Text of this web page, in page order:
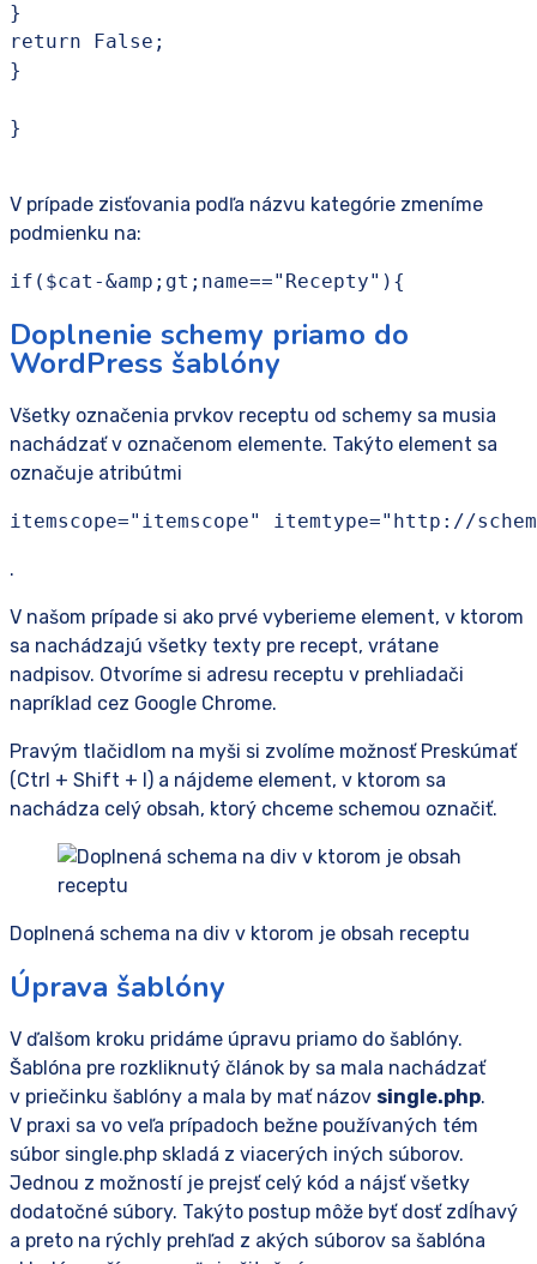
}
return False;
}
}
V prípade zisťovania podľa názvu kategórie zmeníme
podmienku na:
if($cat-&amp;gt;name=="Recepty"){
Doplnenie schemy priamo do
WordPress šablóny
Všetky označenia prvkov receptu od schemy sa musia
nachádzať v označenom elemente. Takýto element sa
označuje atribútmi
itemscope="itemscope" itemtype="http://
.
V našom prípade si ako prvé vyberieme element, v ktorom
sa nachádzajú všetky texty pre recept, vrátane
nadpisov. Otvoríme si adresu receptu v prehliadači
napríklad cez Google Chrome.
Pravým tlačidlom na myši si zvolíme možnosť Preskúmať
(Ctrl + Shift + I) a nájdeme element, v ktorom sa
nachádza celý obsah, ktorý chceme schemou označiť.
Doplnená schema na div v ktorom je obsah receptu
Úprava šablóny
V ďalšom kroku pridáme úpravu priamo do šablóny.
Šablóna pre rozkliknutý článok by sa mala nachádzať
v priečinku šablóny a mala by mať názov single.php.
V praxi sa vo veľa prípadoch bežne používaných tém
súbor single.php skladá z viacerých iných súborov.
Jednou z možností je prejsť celý kód a nájsť všetky
dodatočné súbory. Takýto postup môže byť dosť zdĺhavý
a preto na rýchly prehľad z akých súborov sa šablóna